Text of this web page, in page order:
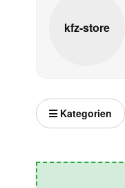
kfz-store
Kategorien